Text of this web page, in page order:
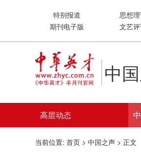
特别报道 思想
期刊电子版
文艺
中
高层动态
当前位置: 首页 > 中国之声 > 正文